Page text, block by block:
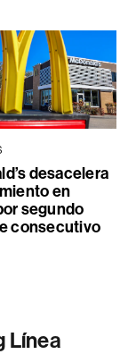
desacelera
en
segundo
consecutivo
Línea